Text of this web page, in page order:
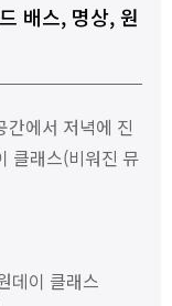
배스, 명상, 원
간에서 저녁에 진
클래스(비워진 뮤
데이 클래스